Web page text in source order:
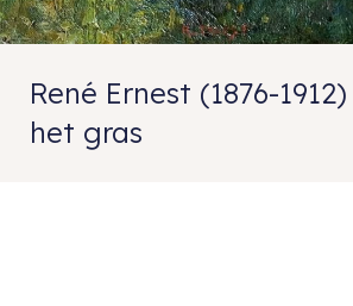
René Ernest (1876-
het gras